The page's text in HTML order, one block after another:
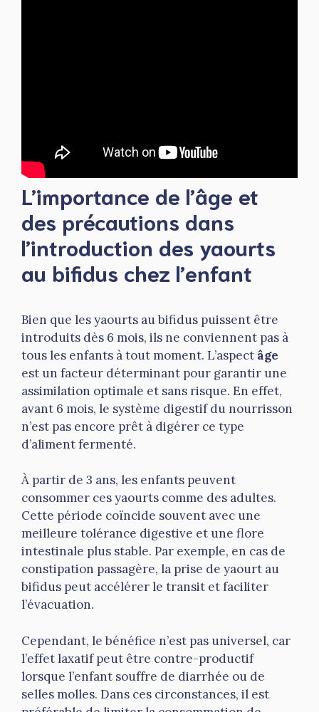
L’importance de l’âge et
des précautions dans
l’introduction des yaourts
au bifidus chez l’enfant
Bien que les yaourts au bifidus puissent être
introduits dès 6 mois, ils ne conviennent pas à
tous les enfants à tout moment. L’aspect âge
est un facteur déterminant pour garantir une
assimilation optimale et sans risque. En effet,
avant 6 mois, le système digestif du nourrisson
n’est pas encore prêt à digérer ce type
d’aliment fermenté.
À partir de 3 ans, les enfants peuvent
consommer ces yaourts comme des adultes.
Cette période coïncide souvent avec une
meilleure tolérance digestive et une flore
intestinale plus stable. Par exemple, en cas de
constipation passagère, la prise de yaourt au
bifidus peut accélérer le transit et faciliter
l’évacuation.
Cependant, le bénéfice n’est pas universel, car
l’effet laxatif peut être contre-productif
lorsque l’enfant souffre de diarrhée ou de
selles molles. Dans ces circonstances, il est